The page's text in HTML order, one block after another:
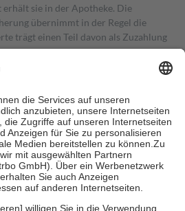
erhält sie in der Apotheke. Die
übernimmt in der Regel die
trägt einen Teil davon als Zuzahlung
Zuzahlungen in Höhe von zehn
jedoch nie mehr als die tatsächlichen
auch für Online-Apotheken.
Krankenpflege beträgt die
Kosten sowie zehn Euro je
für ihre eigene Gesundheit zu
der Familie zu unterstützen,